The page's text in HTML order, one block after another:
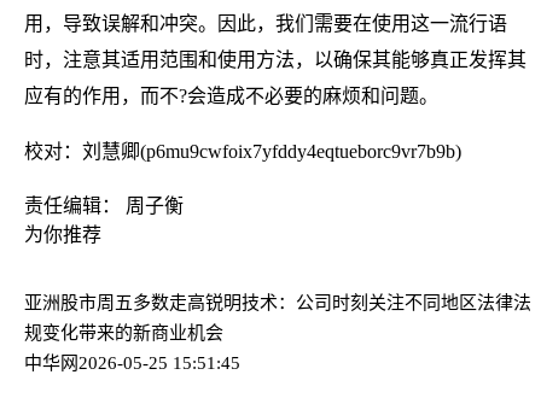
用，导致误解和冲突。因此，我们需要在使用这一流行语
时，注意其适用范围和使用方法，以确保其能够真正发挥其
应有的作用，而不?会造成不必要的麻烦和问题。
校对：刘慧卿(p6mu9cwfoix7yfddy4eqtueborc9vr7b9b)
责任编辑： 周子衡
为你推荐
亚洲股市周五多数走高锐明技术：公司时刻关注不同地区法律法
规变化带来的新商业机会
中华网2026-05-25 15:51:45